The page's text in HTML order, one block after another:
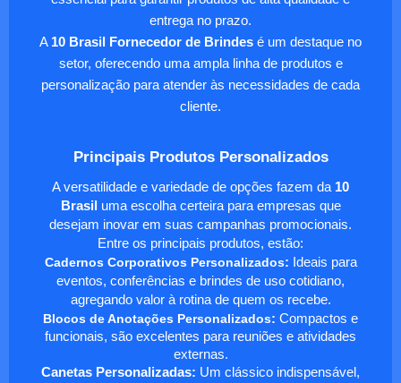
entrega no prazo.
A 10 Brasil Fornecedor de Brindes é um destaque no
setor, oferecendo uma ampla linha de produtos e
personalização para atender às necessidades de cada
cliente.
Principais Produtos Personalizados
A versatilidade e variedade de opções fazem da 10
Brasil uma escolha certeira para empresas que
desejam inovar em suas campanhas promocionais.
Entre os principais produtos, estão:
Cadernos Corporativos Personalizados: Ideais para
eventos, conferências e brindes de uso cotidiano,
agregando valor à rotina de quem os recebe.
Blocos de Anotações Personalizados: Compactos e
funcionais, são excelentes para reuniões e atividades
externas.
Canetas Personalizadas: Um clássico indispensável,